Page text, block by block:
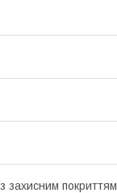
захисним покриттям